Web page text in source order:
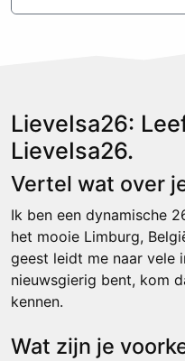
LieveIsa26:
LieveIsa26.
Vertel wat over
Ik ben een dynamische
het mooie Limburg,
geest leidt me naar vele
nieuwsgierig bent, kom
kennen.
Wat zijn je